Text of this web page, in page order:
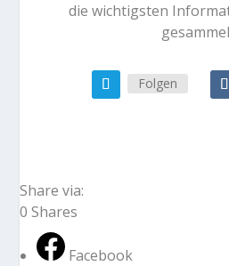
die wichtigsten
Folgen
Share via:
0 Shares
Facebook